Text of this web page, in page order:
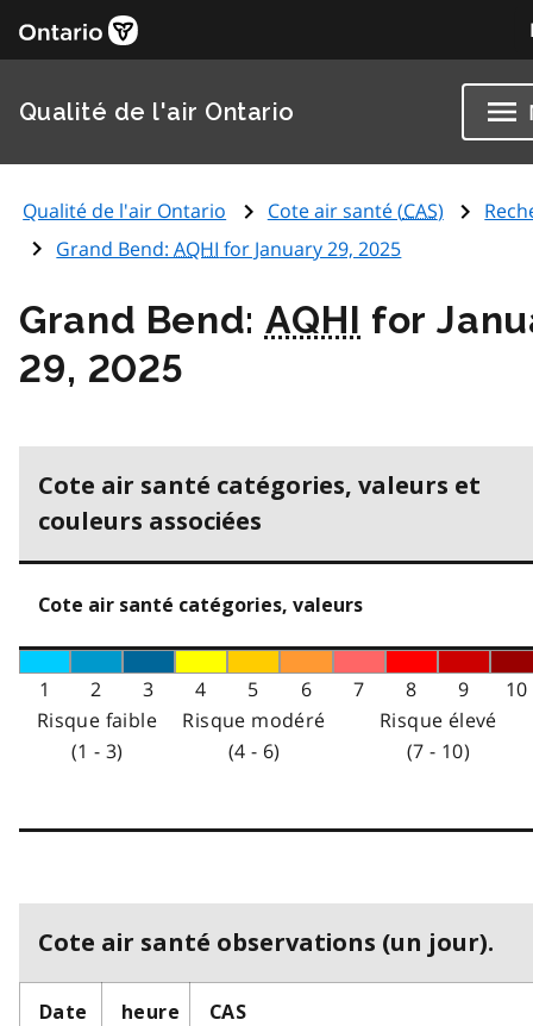
Qualité de l'air Ontario
Qualité de l'air Ontario Cote air santé (CAS)
Grand Bend:AQHI for January 29, 2025
Grand Bend: AQHI for
29, 2025
Cote air santé catégories, valeurs et
couleurs associées
Cote air santé catégories, valeurs
1 2 3 4 5 6 7 8 9
10
Risque faible
(1 - 3)
Risque modéré
(4 - 6)
Risque élevé
(7 - 10)
Cote air santé observations (un jour).
Date heure CAS